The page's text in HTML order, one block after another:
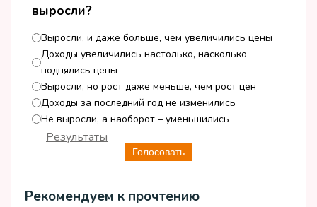
выросли?
Выросли, и даже больше, чем увеличились цены
Доходы увеличились настолько, насколько
поднялись цены
Выросли, но рост даже меньше, чем рост цен
Доходы за последний год не изменились
Не выросли, а наоборот – уменьшились
Голосовать
Результаты
Рекомендуем к прочтению